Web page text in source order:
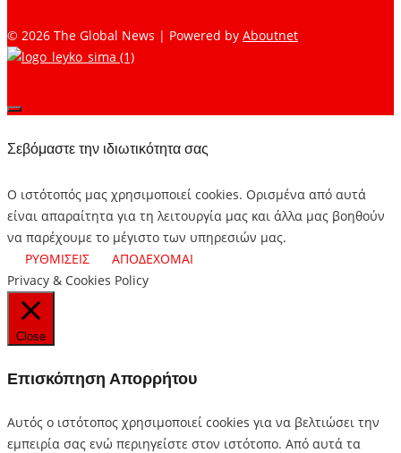
© 2026 The Global News | Powered by Aboutnet
Σεβόμαστε την ιδιωτικότητα σας
Ο ιστότοπός μας χρησιμοποιεί cookies. Ορισμένα από αυτά
είναι απαραίτητα για τη λειτουργία μας και άλλα μας βοηθούν
να παρέχουμε το μέγιστο των υπηρεσιών μας.
ΡΥΘΜΙΣΕΙΣ
ΑΠΟΔΕΧΟΜΑΙ
Privacy & Cookies Policy
Close
Επισκόπηση Απορρήτου
Αυτός ο ιστότοπος χρησιμοποιεί cookies για να βελτιώσει την
εμπειρία σας ενώ περιηγείστε στον ιστότοπο. Από αυτά τα